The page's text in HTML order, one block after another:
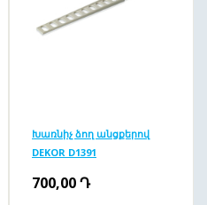
Խառնիչ ձող անցքերով
DEKOR D1391
700,00Դ